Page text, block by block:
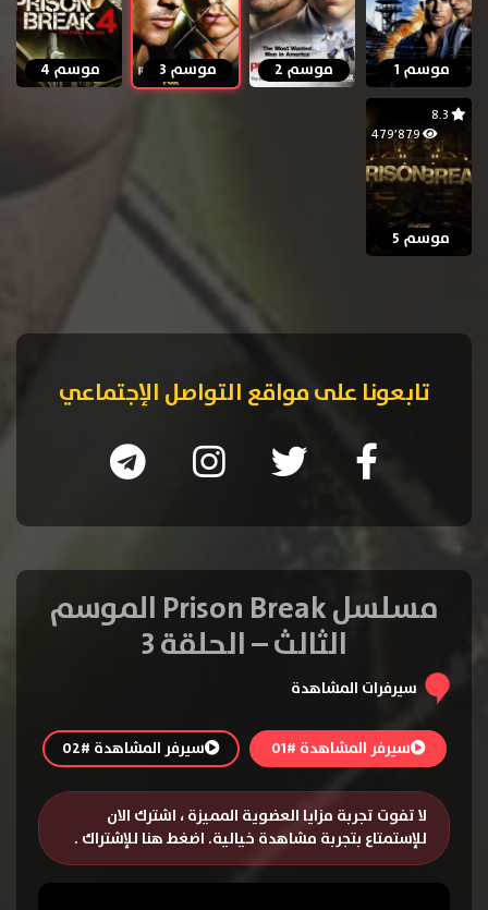
موسم 1 موسم 2 موسم 3 موسم 4
موسم 5
تابعونا على مواقع التواصل الإجتماعي
مسلسل Prison Break الموسم
الثالث – الحلقة 3
سيرفرات المشاهدة
سيرفر المشاهدة #01 سيرفر المشاهدة #02
لا تفوت تجربة مزايا العضوية المميزة ، اشترك الان
للإستمتاع بتجربة مشاهدة خيالية. اضغط هنا للإشتراك .